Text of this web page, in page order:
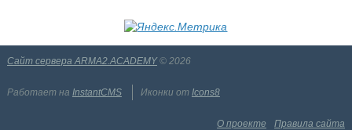
Сайт сервера ARMA2.ACADEMY© 2026
Работает на InstantCMS Иконки от Icons8
О проекте Правила сайта